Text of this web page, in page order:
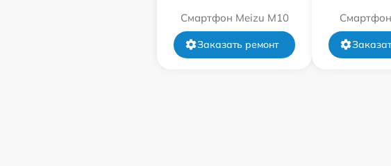
Смартфон Meizu M10
Заказать ремонт